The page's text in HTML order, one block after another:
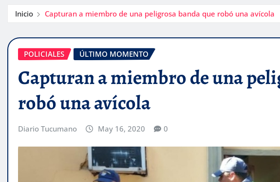
Inicio Capturan a miembro de una peligrosa banda que robó una avícola
POLICIALES ÚLTIMO MOMENTO
Capturan a miembro de una
robó una avícola
Diario Tucumano May 16, 2020 0